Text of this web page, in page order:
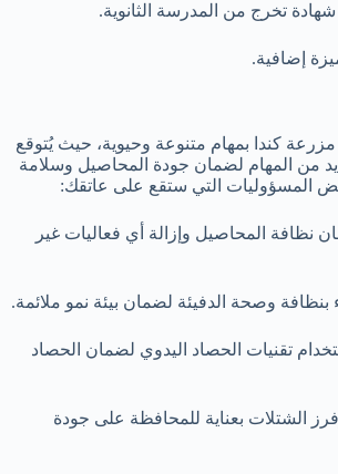
تخرج من المدرسة الثانوية.
إضافية.
كندا بمهام متنوعة وحيوية، حيث يُتوقع
من المهام لضمان جودة المحاصيل وسلامة
بعض المسؤوليات التي ستقع على عاتقك:
نظافة المحاصيل وإزالة أي فعاليات غير
بنظافة وصحة الدفيئة لضمان بيئة نمو ملائمة.
تقنيات الحصاد اليدوي لضمان الحصاد
الشتلات بعناية للمحافظة على جودة